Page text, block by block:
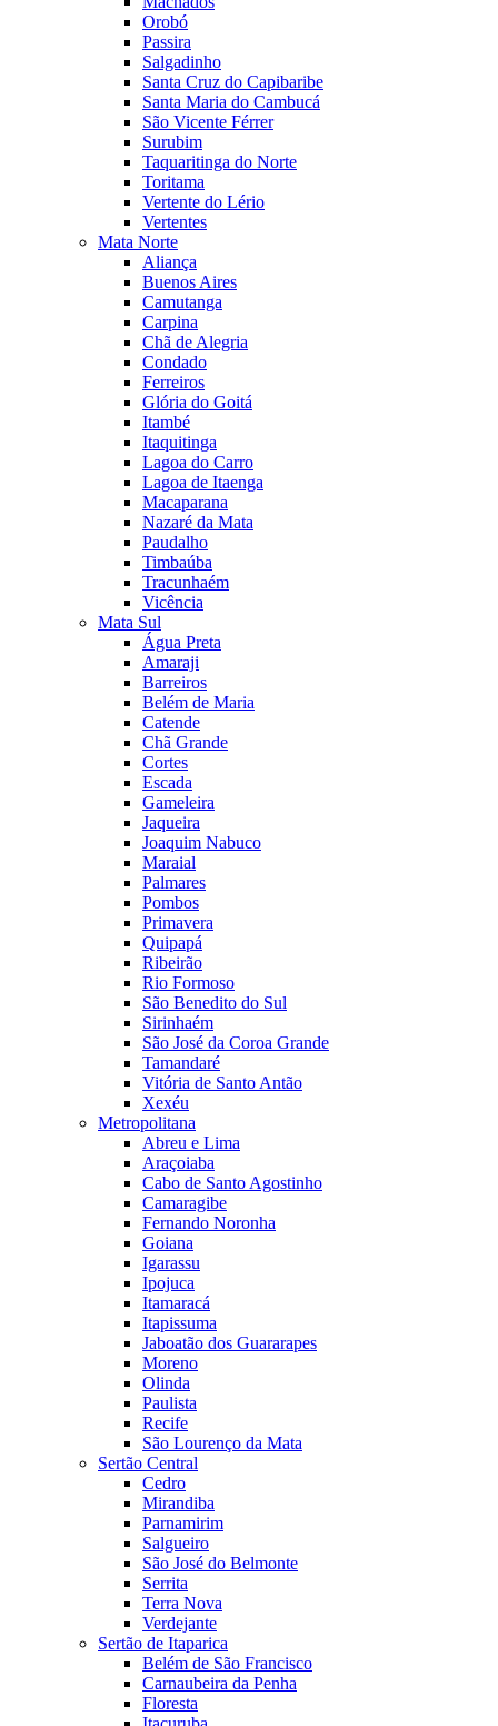
Orobó
Passira
Salgadinho
Santa Cruz do Capibaribe
Santa Maria do Cambucá
São Vicente Férrer
Surubim
Taquaritinga do Norte
Toritama
Vertente do Lério
Vertentes
Mata Norte
Aliança
Buenos Aires
Camutanga
Carpina
Chã de Alegria
Condado
Ferreiros
Glória do Goitá
Itambé
Itaquitinga
Lagoa do Carro
Lagoa de Itaenga
Macaparana
Nazaré da Mata
Paudalho
Timbaúba
Tracunhaém
Vicência
Mata Sul
Água Preta
Amaraji
Barreiros
Belém de Maria
Catende
Chã Grande
Cortes
Escada
Gameleira
Jaqueira
Joaquim Nabuco
Maraial
Palmares
Pombos
Primavera
Quipapá
Ribeirão
Rio Formoso
São Benedito do Sul
Sirinhaém
São José da Coroa Grande
Tamandaré
Vitória de Santo Antão
Xexéu
Metropolitana
Abreu e Lima
Araçoiaba
Cabo de Santo Agostinho
Camaragibe
Fernando Noronha
Goiana
Igarassu
Ipojuca
Itamaracá
Itapissuma
Jaboatão dos Guararapes
Moreno
Olinda
Paulista
Recife
São Lourenço da Mata
Sertão Central
Cedro
Mirandiba
Parnamirim
Salgueiro
São José do Belmonte
Serrita
Terra Nova
Verdejante
Sertão de Itaparica
Belém de São Francisco
Carnaubeira da Penha
Floresta